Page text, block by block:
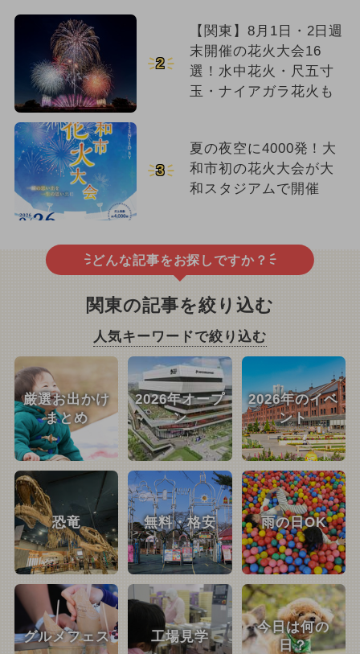
2
【関東】8月1日・2日週
末開催の花火大会16
選！水中花火・尺五寸
玉・ナイアガラ花火も
3
夏の夜空に4000発！大
和市初の花火大会が大
和スタジアムで開催
どんな記事をお探しですか？
関東の記事を絞り込む
人気キーワードで絞り込む
厳選お出かけ
まとめ
2026年オープ
ン
2026年のイベ
ント
恐竜 無料・格安 雨の日OK
グルメフェス 工場見学
今日は何の
日？